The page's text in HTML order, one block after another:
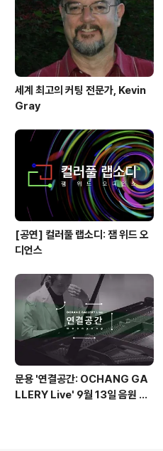
세계 최고의 커팅 전문가, Kevin
Gray
[공연] 컬러풀 랩소디: 잼 위드 오
디언스
문용 '연결공간: OCHANG GA
LLERY Live' 9월 13일 음원 발